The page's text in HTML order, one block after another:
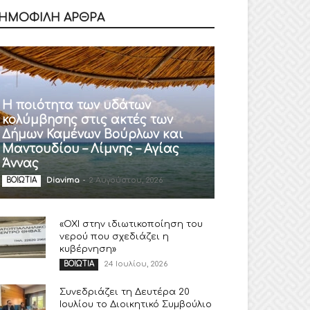
ΑΡΘΡΑ
Η ποιότητα των υδάτων
κολύμβησης στις ακτές των
Δήμων Καμένων Βούρλων και
Μαντουδίου – Λίμνης – Αγίας
Άννας
ΒΟΙΩΤΙΑ Diavima - 2 Αυγούστου, 2026
«ΟΧΙ στην ιδιωτικοποίηση του
νερού που σχεδιάζει η
κυβέρνηση»
ΒΟΙΩΤΙΑ 24 Ιουλίου, 2026
Συνεδριάζει τη Δευτέρα 20
Ιουλίου το Διοικητικό Συμβούλιο